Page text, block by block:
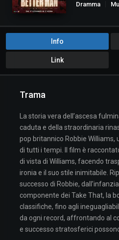
Dramma
Info
Link
Trama
La storia vera dell’ascesa
caduta e della straordinaria
pop britannico Robbie Williams,
di tutti i tempi. Il film è
di vista di Williams, facendo
ironia e il suo stile inimitabile.
successo di Robbie,
componente dei Take That, la
classifiche, fino agli
da ogni record, affrontando al
e successo stratosferici